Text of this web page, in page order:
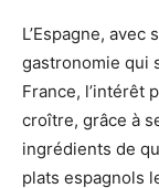
L’Espagne,
gastronomie qui
France, l’intérêt
croître, grâce à
ingrédients de
plats espagnols